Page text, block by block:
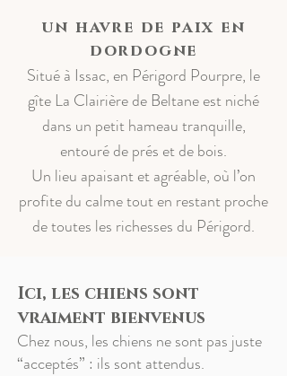
un havre de paix en
dordogne
Situé à Issac, en Périgord Pourpre, le
gîte La Clairière de Beltane est niché
dans un petit hameau tranquille,
entouré de prés et de bois.
Un lieu apaisant et agréable, où l’on
profite du calme tout en restant proche
de toutes les richesses du Périgord.
Ici, les chiens sont
vraiment bienvenus
Chez nous, les chiens ne sont pas juste
“acceptés” : ils sont attendus.